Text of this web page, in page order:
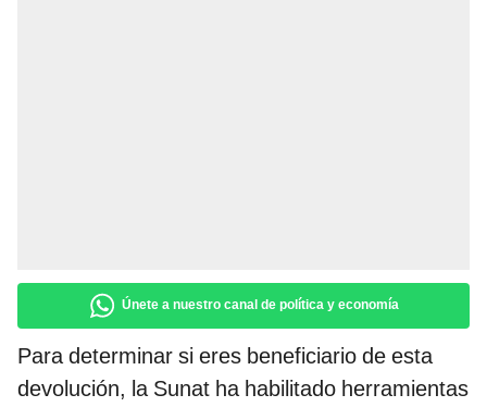
Únete a nuestro canal de política y economía
Para determinar si eres beneficiario de esta
devolución, la Sunat ha habilitado herramientas